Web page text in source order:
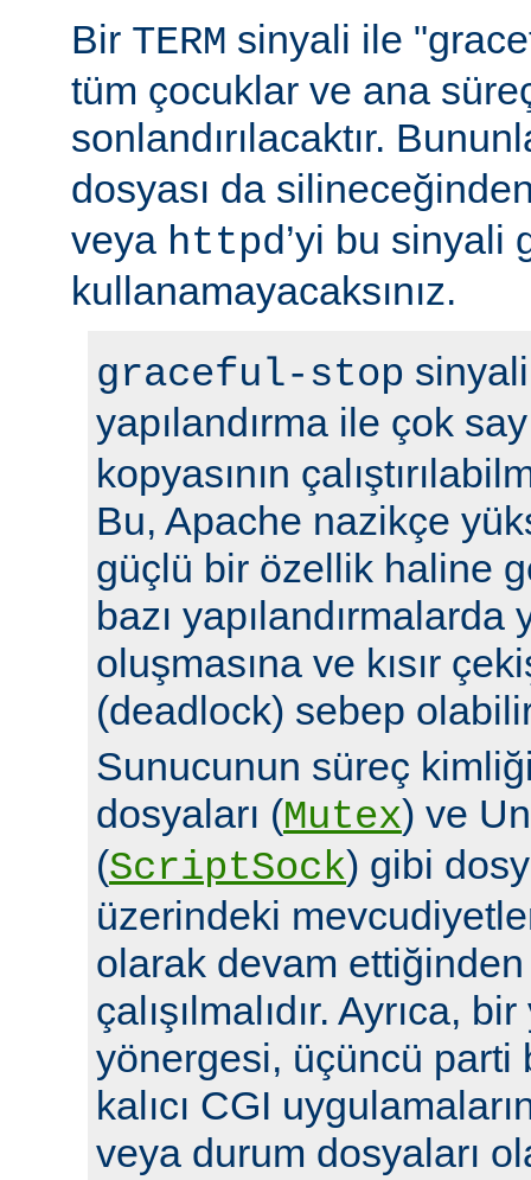
Bir TERM sinyali ile
tüm çocuklar ve ana
sonlandırılacaktır.
dosyası da
veya httpd’yi bu sinyali
kullanamayacaksınız.
graceful-stop
yapılandırma ile çok
kopyasının
Bu, Apache nazikçe
güçlü bir özellik haline
bazı yapılandırmalarda
oluşmasına ve kısır
(deadlock) sebep
Sunucunun süreç
dosyaları (Mutex) ve
(ScriptSock) gibi
üzerindeki
olarak devam
çalışılmalıdır. Ayrıca,
yönergesi, üçüncü parti
kalıcı CGI
veya durum dosyaları